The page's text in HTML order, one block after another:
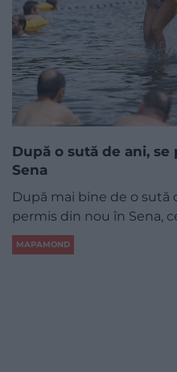
După o sută de ani,
Sena
După mai bine de o sută
permis din nou în Sena,
MAPAMOND